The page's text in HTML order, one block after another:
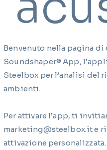
Benvenuto nella pagina di
Soundshaper® App,
Steelbox per l’analisi del
ambienti.
Per attivare l’app, ti
marketing@steelbox.ite
attivazione